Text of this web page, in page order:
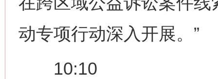
动专项行动深入开展。”
10:10